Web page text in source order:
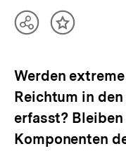
TeilenInhalt
Werden
Reichtum in
erfasst?
Komponenten